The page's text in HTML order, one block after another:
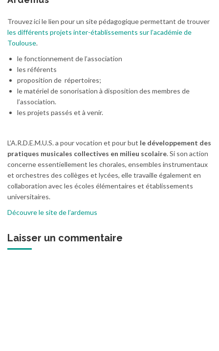
Trouvez ici le lien pour un site pédagogique permettant de trouver
les différents projets inter-établissements sur l’académie de
Toulouse.
le fonctionnement de l’association
les référents
proposition de répertoires;
le matériel de sonorisation à disposition des membres de
l’association.
les projets passés et à venir.
L’A.R.D.E.M.U.S. a pour vocation et pour but le développement des
pratiques musicales collectives en milieu scolaire. Si son action
concerne essentiellement les chorales, ensembles instrumentaux
et orchestres des collèges et lycées, elle travaille également en
collaboration avec les écoles élémentaires et établissements
universitaires.
Découvre le site de l’ardemus
Laisser un commentaire